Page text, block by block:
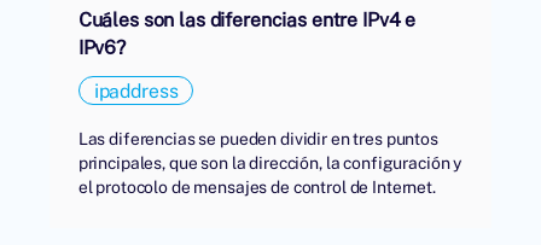
Cuáles son las diferencias entre IPv4 e
IPv6?
ipaddress
Las diferencias se pueden dividir en tres puntos
principales, que son la dirección, la configuración y
el protocolo de mensajes de control de Internet.